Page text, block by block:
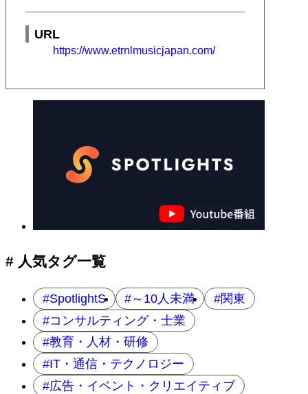
URL
https://www.etrnlmusicjapan.com/
# 人気タグ一覧
SpotlightS ～10人未満
関東
コンサルティング・士業
教育・人材・研修
IT・通信・テクノロジー
広告・イベント・クリエイティブ